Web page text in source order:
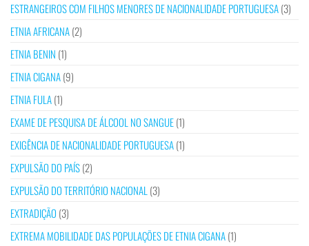
ESTRANGEIROS COM FILHOS MENORES DE NACIONALIDADE PORTUGUESA(3)
ETNIA AFRICANA(2)
ETNIA BENIN (1)
ETNIA CIGANA(9)
ETNIA FULA(1)
EXAME DE PESQUISA DE ÁLCOOL NO SANGUE(1)
EXIGÊNCIA DE NACIONALIDADE PORTUGUESA(1)
EXPULSÃO DO PAÍS(2)
EXPULSÃO DO TERRITÓRIO NACIONAL (3)
EXTRADIÇÃO (3)
EXTREMA MOBILIDADE DAS POPULAÇÕES DE ETNIA CIGANA(1)